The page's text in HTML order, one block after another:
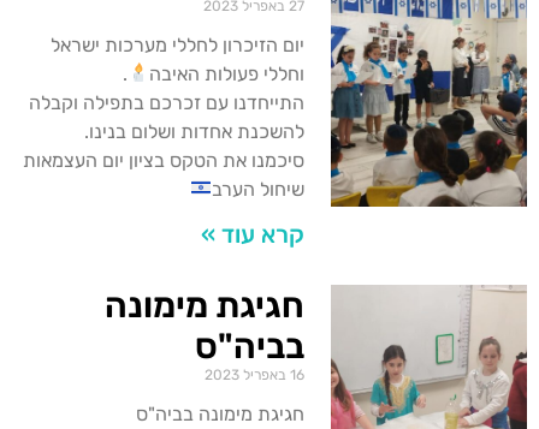
27 באפריל 2023
יום הזיכרון לחללי מערכות ישראל
וחללי פעולות האיבה
.
התייחדנו עם זכרכם בתפילה וקבלה
להשכנת אחדות ושלום בנינו.
סיכמנו את הטקס בציון יום העצמאות
שיחול הערב
קרא עוד »
חגיגת מימונה
בביה"ס
16 באפריל 2023
חגיגת מימונה בביה"ס